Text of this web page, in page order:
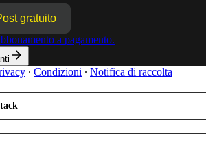
gratuito
a pagamento.
∙ Condizioni ∙ Notifica di raccolta